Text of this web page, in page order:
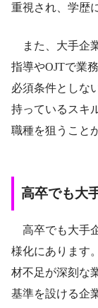
重視され、学歴
また、大手企
指導やOJTで業
必須条件としな
持っているスキ
職種を狙うこと
高卒でも大
高卒でも大手
様化にあります
材不足が深刻な
基準を設ける企